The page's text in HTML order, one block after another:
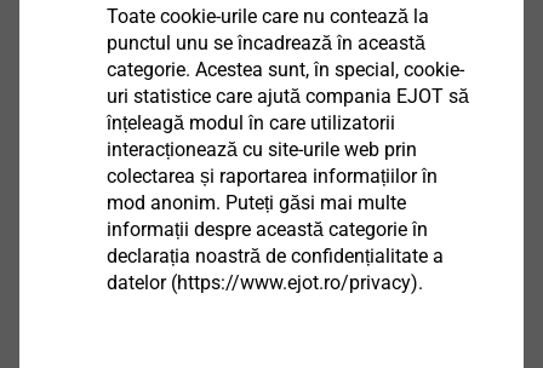
DoP ETA-21/0420 JT2.pdf 1 MB
JT2-18-5,5x40 F12 V16 EJOGUARD
3914021997
Toate cookie-urile care nu contează la
punctul unu se încadrează în această
categorie. Acestea sunt, în special, cookie-
uri statistice care ajută compania EJOT să
înțeleagă modul în care utilizatorii
interacționează cu site-urile web prin
colectarea și raportarea informațiilor în
mod anonim. Puteți găsi mai multe
informații despre această categorie în
declarația noastră de confidențialitate a
datelor (https://www.ejot.ro/privacy).